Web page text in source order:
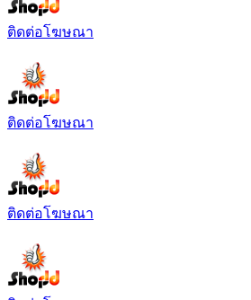
ติดต่อโฆษณา
ติดต่อโฆษณา
ติดต่อโฆษณา
ติดต่อโฆษณา